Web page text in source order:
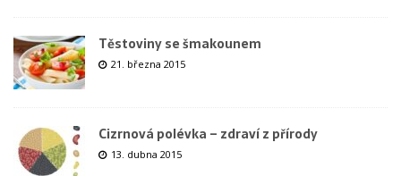
Těstoviny se šmakounem
21. března 2015
Cizrnová polévka – zdraví z přírody
13. dubna 2015